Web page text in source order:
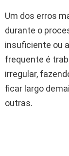
Um dos erros
durante o
insuficiente ou
frequente é
irregular,
ficar largo
outras.